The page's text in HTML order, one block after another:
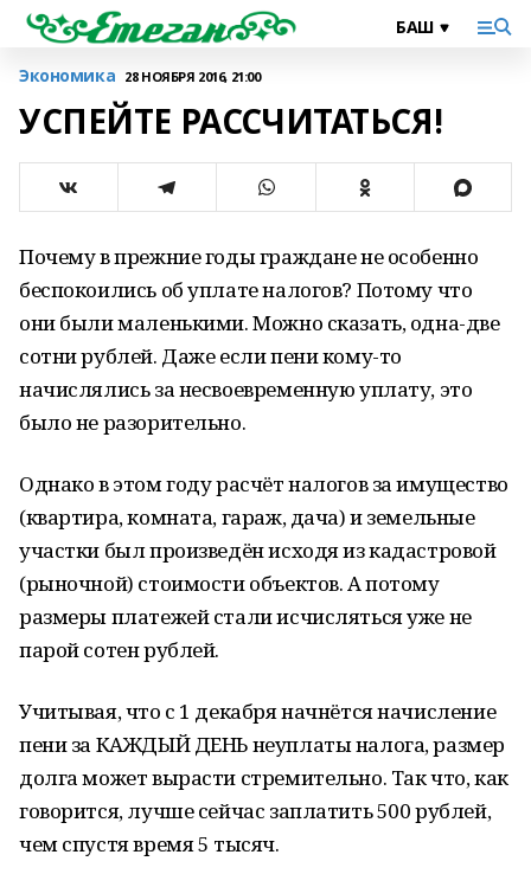
Экономика 28 НОЯБРЯ 2016, 21:00
УСПЕЙТЕ РАССЧИТАТЬСЯ!
Почему в прежние годы граждане не особенно
беспокоились об уплате налогов? Потому что
они были маленькими. Можно сказать, одна-две
сотни рублей. Даже если пени кому-то
начислялись за несвоевременную уплату, это
было не разорительно.
Однако в этом году расчёт налогов за имущество
(квартира, комната, гараж, дача) и земельные
участки был произведён исходя из кадастровой
(рыночной) стоимости объектов. А потому
размеры платежей стали исчисляться уже не
парой сотен рублей.
Учитывая, что с 1 декабря начнётся начисление
пени за КАЖДЫЙ ДЕНЬ неуплаты налога, размер
долга может вырасти стремительно. Так что, как
говорится, лучше сейчас заплатить 500 рублей,
чем спустя время 5 тысяч.